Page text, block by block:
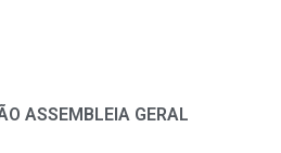
ASSEMBLEIA GERAL